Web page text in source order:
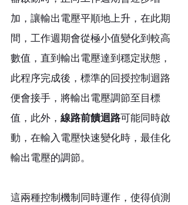
加，讓輸出電壓平順地上升，在此期
間，工作週期會從極小值變化到較高
數值，直到輸出電壓達到穩定狀態，
此程序完成後，標準的回授控制迴路
便會接手，將輸出電壓調節至目標
值，此外， 線路前饋迴路可能同時啟
動，在輸入電壓快速變化時，最佳化
輸出電壓的調節。
這兩種控制機制同時運作，使得偵測